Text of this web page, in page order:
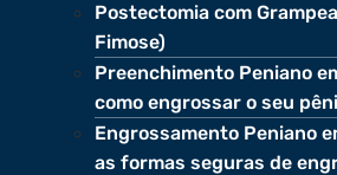
Postectomia com
Fimose)
Preenchimento Peniano
como engrossar o seu
Engrossamento Peniano
as formas seguras de